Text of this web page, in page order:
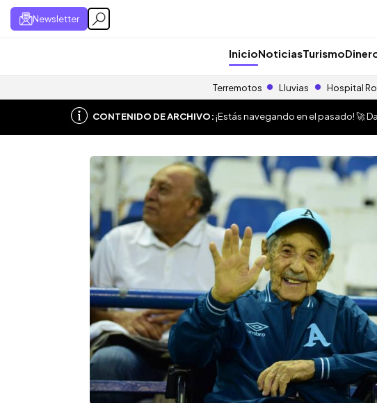
Newsletter
InicioNoticiasTurismo
Terremotos Lluvias Hospital
CONTENIDO DE ARCHIVO:¡Estás navegando en el pasado! 🚀